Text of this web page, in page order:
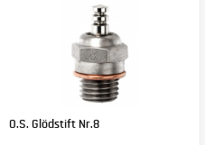
O.S. Glödstift Nr.8